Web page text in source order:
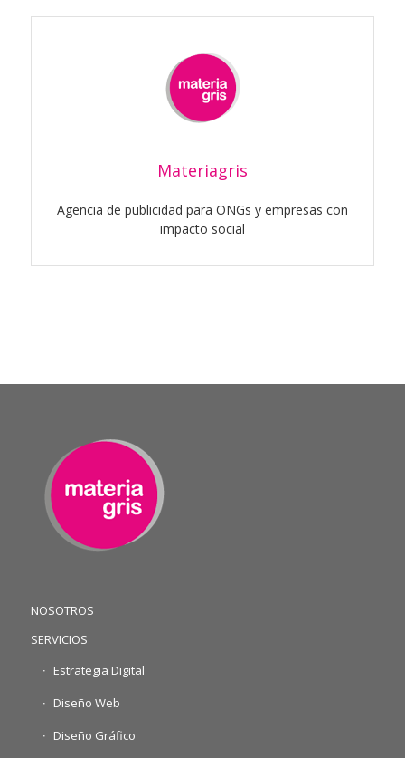
Materiagris
Agencia de publicidad para ONGs y empresas con
impacto social
NOSOTROS
SERVICIOS
Estrategia Digital
Diseño Web
Diseño Gráfico